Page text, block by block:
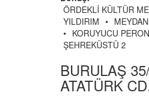
ÖRDEKLİ KÜLTÜR
YILDIRIM •
• KORUYUCU
ŞEHREKÜSTÜ 2
BURULAŞ
ATATÜRK